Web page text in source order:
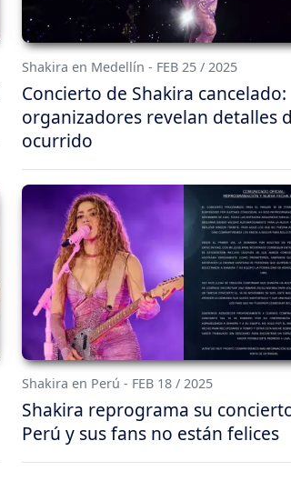
Shakira en Medellín - FEB 25 / 2025
Concierto de Shakira cancelado:
organizadores revelan detalles
ocurrido
Shakira en Perú - FEB 18 / 2025
Shakira reprograma su
Perú y sus fans no están felices